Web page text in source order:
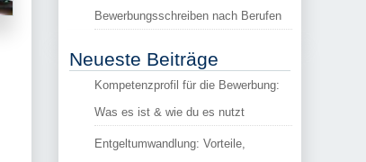
Bewerbungsschreiben nach Berufen
Neueste Beiträge
Kompetenzprofil für die Bewerbung:
Was es ist & wie du es nutzt
Entgeltumwandlung: Vorteile,